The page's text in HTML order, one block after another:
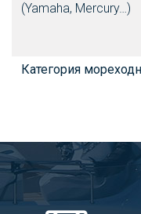
(Yamaha, Mercury…)
Категория